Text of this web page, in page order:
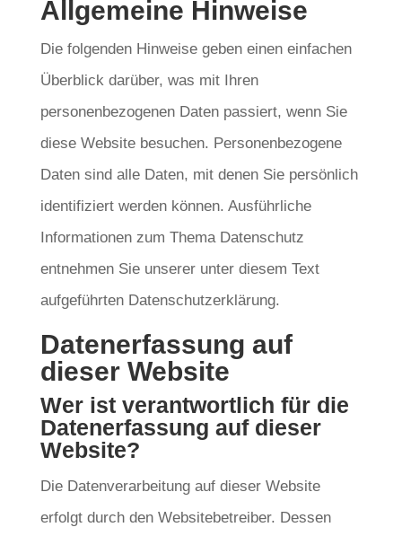
Allgemeine Hinweise
Die folgenden Hinweise geben einen einfachen
Überblick darüber, was mit Ihren
personenbezogenen Daten passiert, wenn Sie
diese Website besuchen. Personenbezogene
Daten sind alle Daten, mit denen Sie persönlich
identifiziert werden können. Ausführliche
Informationen zum Thema Datenschutz
entnehmen Sie unserer unter diesem Text
aufgeführten Datenschutzerklärung.
Datenerfassung auf
dieser Website
Wer ist verantwortlich für die
Datenerfassung auf dieser
Website?
Die Datenverarbeitung auf dieser Website
erfolgt durch den Websitebetreiber. Dessen